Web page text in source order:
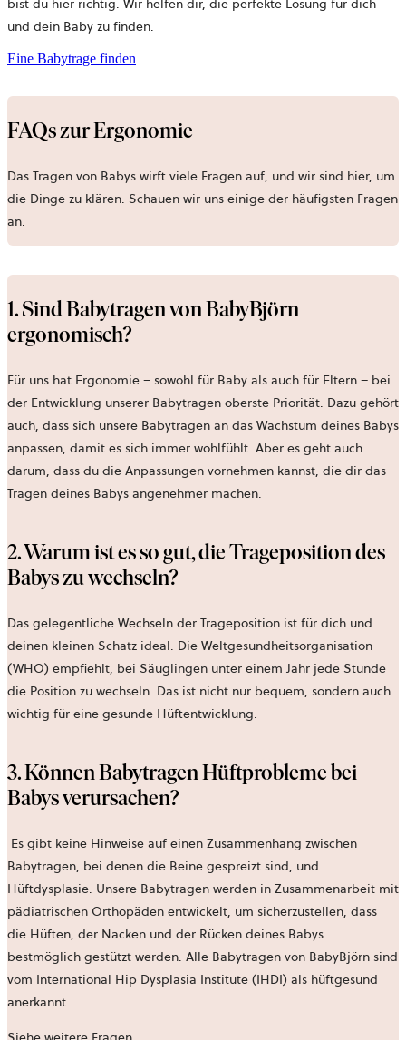
und dein Baby zu finden.
Eine Babytrage finden
FAQs zur Ergonomie
Das Tragen von Babys wirft viele Fragen auf, und wir sind hier, um
die Dinge zu klären. Schauen wir uns einige der häufigsten Fragen
an.
1. Sind Babytragen von BabyBjörn
ergonomisch?
Für uns hat Ergonomie – sowohl für Baby als auch für Eltern – bei
der Entwicklung unserer Babytragen oberste Priorität. Dazu gehört
auch, dass sich unsere Babytragen an das Wachstum deines Babys
anpassen, damit es sich immer wohlfühlt. Aber es geht auch
darum, dass du die Anpassungen vornehmen kannst, die dir das
Tragen deines Babys angenehmer machen.
2. Warum ist es so gut, die Trageposition des
Babys zu wechseln?
Das gelegentliche Wechseln der Trageposition ist für dich und
deinen kleinen Schatz ideal. Die Weltgesundheitsorganisation
(WHO) empfiehlt, bei Säuglingen unter einem Jahr jede Stunde
die Position zu wechseln. Das ist nicht nur bequem, sondern auch
wichtig für eine gesunde Hüftentwicklung.
3. Können Babytragen Hüftprobleme bei
Babys verursachen?
Es gibt keine Hinweise auf einen Zusammenhang zwischen
Babytragen, bei denen die Beine gespreizt sind, und
Hüftdysplasie. Unsere Babytragen werden in Zusammenarbeit mit
pädiatrischen Orthopäden entwickelt, um sicherzustellen, dass
die Hüften, der Nacken und der Rücken deines Babys
bestmöglich gestützt werden. Alle Babytragen von BabyBjörn sind
vom International Hip Dysplasia Institute (IHDI) als hüftgesund
anerkannt.